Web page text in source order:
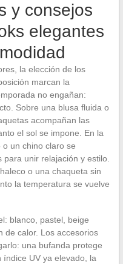
y consejos
elegantes
la elección de los
marcan la
no engañan:
Sobre una blusa fluida o
acompañan las
el sol se impone. En la
un chino claro se
unir relajación y estilo.
o una chaqueta sin
la temperatura se vuelve
blanco, pastel, beige
de calor. Los accesorios
una bufanda protege
UV ya elevado, la